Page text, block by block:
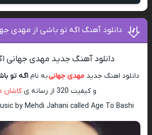
دانلود آهنگ اگه تو باشی از مهدی
دانلود آهنگ جدید مهدی جهانی
دانلود اهنگ جدید مهدی جهانیبه نام اگه تو
و کیفیت 320 از رسانه ی
کاشان
by Mehdi Jahani called Age To Bashi